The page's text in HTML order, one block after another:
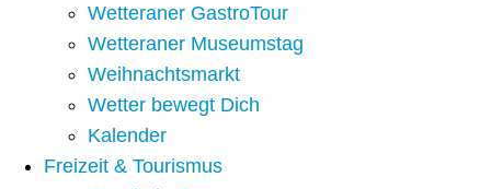
Wetteraner GastroTour
Wetteraner Museumstag
Weihnachtsmarkt
Wetter bewegt Dich
Kalender
Freizeit & Tourismus